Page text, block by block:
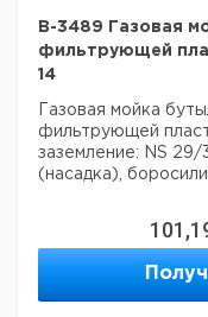
B-3489 Газовая
фильтрующей
14
Газовая мойка
фильтрующей
заземление: NS 29/
(насадка),